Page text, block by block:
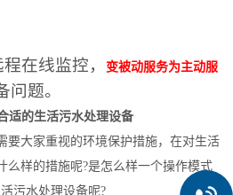
在线监控，
变被动服务为主动服
问题。
适的生活污水处理设备
大家重视的环境保护措施，在对生活
么样的措施呢?是怎么样一个操作模式
污水处理设备呢?